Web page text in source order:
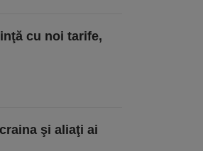
cu noi tarife,
şi aliaţi ai